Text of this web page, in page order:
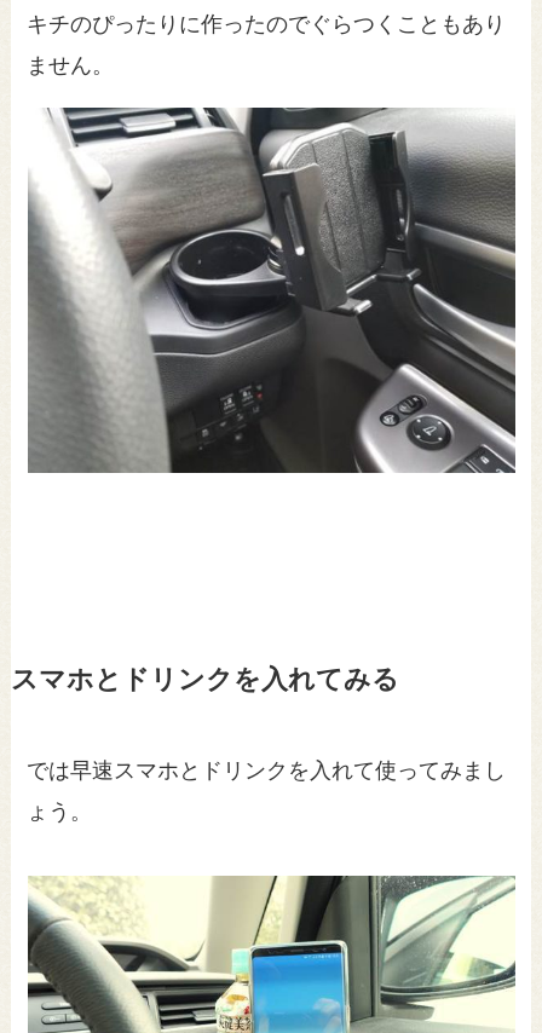
キチのぴったりに作ったのでぐらつくこともあり
ません。
スマホとドリンクを入れてみる
では早速スマホとドリンクを入れて使ってみまし
ょう。